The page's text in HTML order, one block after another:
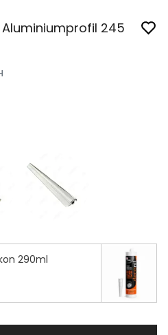
Aluminiumprofil 245
290ml